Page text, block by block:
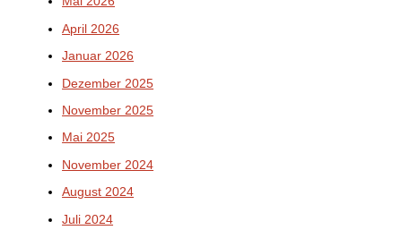
April 2026
Januar 2026
Dezember 2025
November 2025
Mai 2025
November 2024
August 2024
Juli 2024